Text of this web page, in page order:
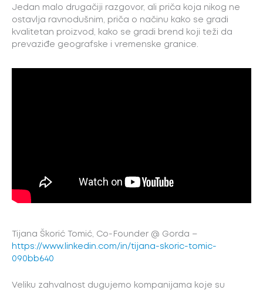
Jedan malo drugačiji razgovor, ali priča koja nikog ne
ostavlja ravnodušnim, priča o načinu kako se gradi
kvalitetan proizvod, kako se gradi brend koji teži da
prevaziđe geografske i vremenske granice.
Tijana Škorić Tomić, Co-Founder @ Gorda –
https://www.linkedin.com/in/tijana-skoric-tomic-
090bb640
Veliku zahvalnost dugujemo kompanijama koje su